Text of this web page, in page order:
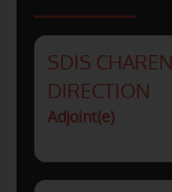
SDIS
DIRECTION
Adjoint(e)